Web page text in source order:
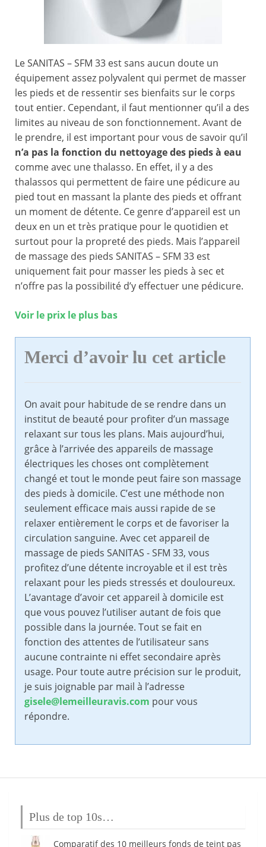
Le SANITAS – SFM 33 est sans aucun doute un
équipement assez polyvalent qui permet de masser
les pieds et de ressentir ses bienfaits sur le corps
tout entier. Cependant, il faut mentionner qu’il a des
limites au niveau de son fonctionnement. Avant de
le prendre, il est important pour vous de savoir qu’il
n’a pas la fonction du nettoyage des pieds à eau
comme avec une thalasso. En effet, il y a des
thalassos qui permettent de faire une pédicure au
pied tout en massant la plante des pieds et offrant
un moment de détente. Ce genre d’appareil est un
deux en un et très pratique pour le quotidien et
surtout pour la propreté des pieds. Mais l’appareil
de massage des pieds SANITAS – SFM 33 est
uniquement fait pour masser les pieds à sec et
n’offre pas la possibilité d’y effectuer une pédicure.
Voir le prix le plus bas
Merci d’avoir lu cet article
On avait pour habitude de se rendre dans un
institut de beauté pour profiter d’un massage
relaxant sur tous les plans. Mais aujourd’hui,
grâce à l’arrivée des appareils de massage
électriques les choses ont complètement
changé et tout le monde peut faire son massage
des pieds à domicile. C’est une méthode non
seulement efficace mais aussi rapide de se
relaxer entièrement le corps et de favoriser la
circulation sanguine. Avec cet appareil de
massage de pieds SANITAS - SFM 33, vous
profitez d’une détente incroyable et il est très
relaxant pour les pieds stressés et douloureux.
L’avantage d’avoir cet appareil à domicile est
que vous pouvez l’utiliser autant de fois que
possible dans la journée. Tout se fait en
fonction des attentes de l’utilisateur sans
aucune contrainte ni effet secondaire après
usage. Pour toute autre précision sur le produit,
je suis joignable par mail à l’adresse
gisele@lemeilleuravis.com pour vous
répondre.
Plus de top 10s…
Comparatif des 10 meilleurs fonds de teint pas